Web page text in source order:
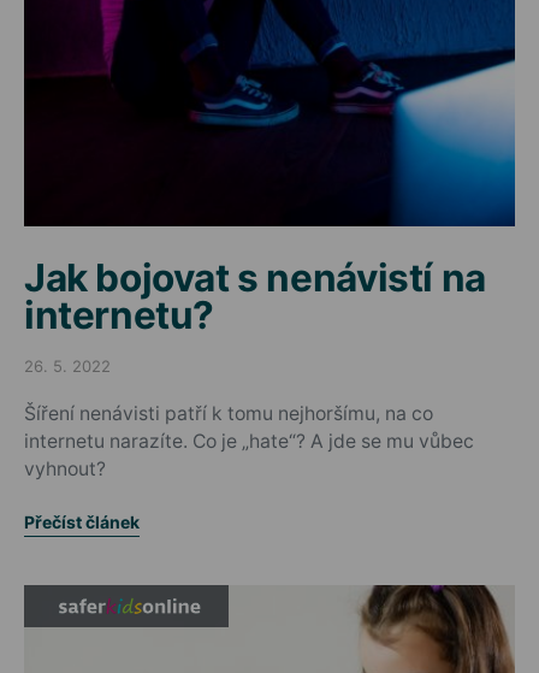
Jak bojovat s nenávistí na
internetu?
Posted on
26. 5. 2022
Šíření nenávisti patří k tomu nejhoršímu, na co
internetu narazíte. Co je „hate“? A jde se mu vůbec
vyhnout?
Přečíst článek